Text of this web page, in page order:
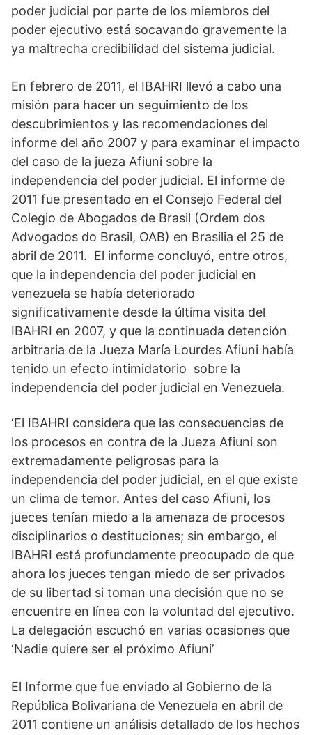
poder judicial por parte de los miembros del
poder ejecutivo está socavando gravemente la
ya maltrecha credibilidad del sistema judicial.
En febrero de 2011, el IBAHRI llevó a cabo una
misión para hacer un seguimiento de los
descubrimientos y las recomendaciones del
informe del año 2007 y para examinar el impacto
del caso de la jueza Afiuni sobre la
independencia del poder judicial. El informe de
2011 fue presentado en el Consejo Federal del
Colegio de Abogados de Brasil (Ordem dos
Advogados do Brasil, OAB) en Brasilia el 25 de
abril de 2011. El informe concluyó, entre otros,
que la independencia del poder judicial en
venezuela se había deteriorado
significativamente desde la última visita del
IBAHRI en 2007, y que la continuada detención
arbitraria de la Jueza María Lourdes Afiuni había
tenido un efecto intimidatorio sobre la
independencia del poder judicial en Venezuela.
‘El IBAHRI considera que las consecuencias de
los procesos en contra de la Jueza Afiuni son
extremadamente peligrosas para la
independencia del poder judicial, en el que existe
un clima de temor. Antes del caso Afiuni, los
jueces tenían miedo a la amenaza de procesos
disciplinarios o destituciones; sin embargo, el
IBAHRI está profundamente preocupado de que
ahora los jueces tengan miedo de ser privados
de su libertad si toman una decisión que no se
encuentre en línea con la voluntad del ejecutivo.
La delegación escuchó en varias ocasiones que
‘Nadie quiere ser el próximo Afiuni’
El Informe que fue enviado al Gobierno de la
República Bolivariana de Venezuela en abril de
2011 contiene un análisis detallado de los hechos